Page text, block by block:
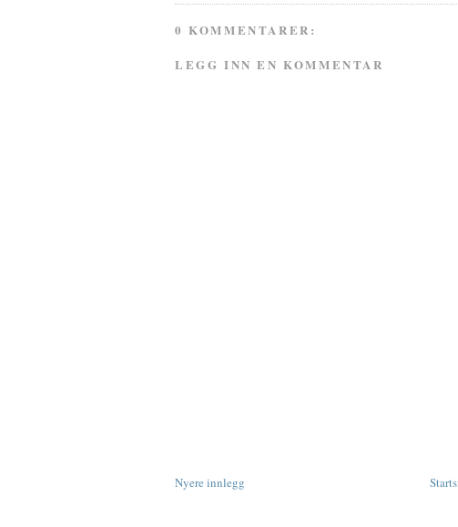
0 KOMMENTARER:
LEGG INN EN KOMMENTAR
Nyere innlegg